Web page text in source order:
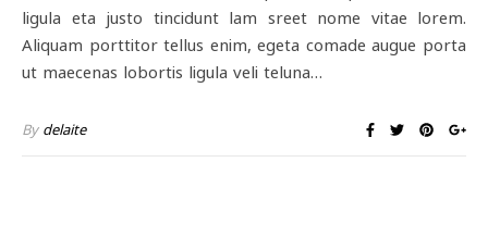
ligula eta justo tincidunt lam sreet nome vitae lorem.
Aliquam porttitor tellus enim, egeta comade augue porta
ut maecenas lobortis ligula veli teluna…
By delaite